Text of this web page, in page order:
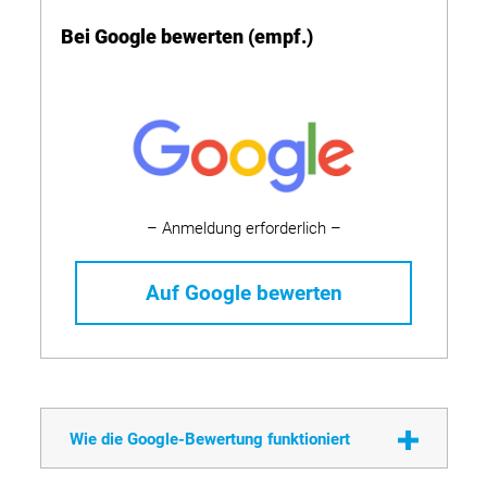
Bei Google bewerten (empf.)
– Anmeldung erforderlich –
Auf Google bewerten
Wie die Google-Bewertung funktioniert